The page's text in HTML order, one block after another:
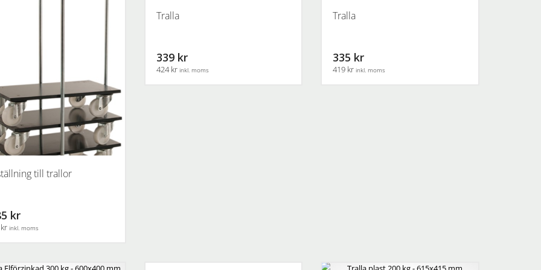
till trallor
kr
inkl. moms
Tralla
339 kr
424 kr inkl. moms
Tralla
335 kr
419 krinkl. moms